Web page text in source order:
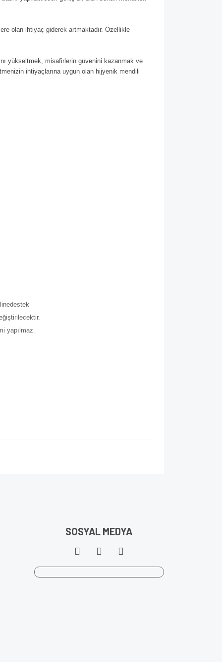
olan ihtiyaç giderek artmaktadır. Özellikle
yükseltmek, misafirlerin güvenini kazanmak ve
ihtiyaçlarına uygun olan hijyenik mendili
destek
yapılmaz.
SOSYAL MEDYA